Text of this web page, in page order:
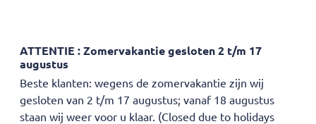
ATTENTIE : Zomervakantie gesloten 2 t/m 17
augustus
Beste klanten: wegens de zomervakantie zijn wij
gesloten van 2 t/m 17 augustus; vanaf 18 augustus
staan wij weer voor u klaar. (Closed due to holidays